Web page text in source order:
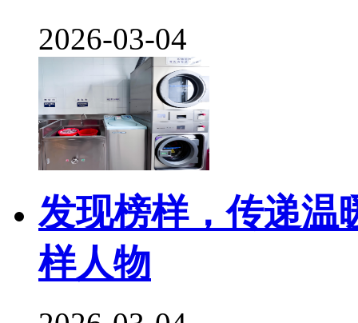
2026-03-04
发现榜样，传递温
样人物